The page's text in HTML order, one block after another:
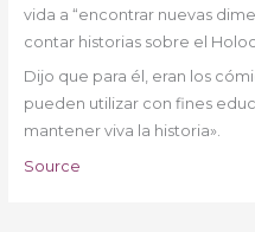
vida a “encontrar nuevas
contar historias sobre el
Dijo que para él, eran los
pueden utilizar con fines
mantener viva la historia».
Source